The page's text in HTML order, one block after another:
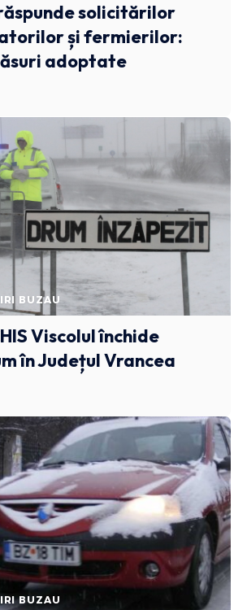
solicitărilor
și fermierilor:
adoptate
BUZAU
Viscolul închide
în Județul Vrancea
BUZAU